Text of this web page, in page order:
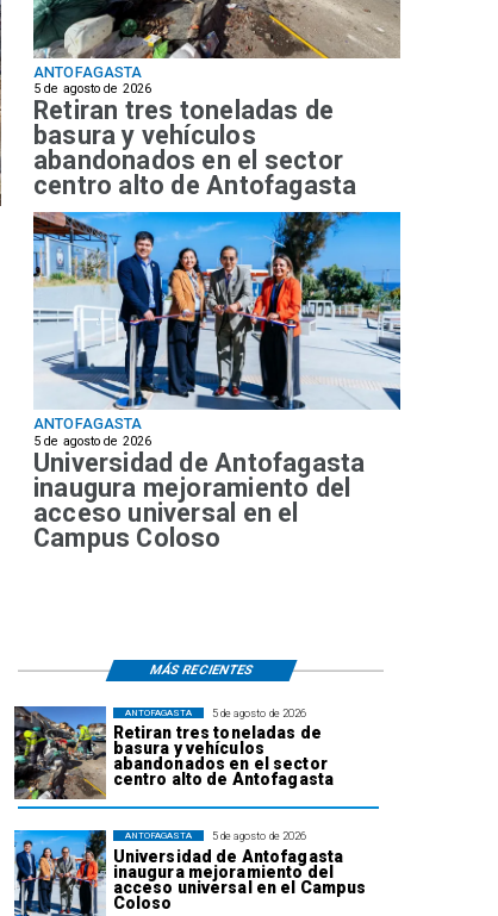
ANTOFAGASTA
5 de agosto de 2026
Retiran tres toneladas de
basura y vehículos
abandonados en el sector
centro alto de Antofagasta
ANTOFAGASTA
5 de agosto de 2026
Universidad de Antofagasta
inaugura mejoramiento del
acceso universal en el
Campus Coloso
5 de agosto de 2026
Retiran tres toneladas de
basura y vehículos
abandonados en el sector
centro alto de Antofagasta
ANTOFAGASTA
5 de agosto de 2026
Universidad de Antofagasta
inaugura mejoramiento del
acceso universal en el Campus
Coloso
ANTOFAGASTA
MÁS RECIENTES